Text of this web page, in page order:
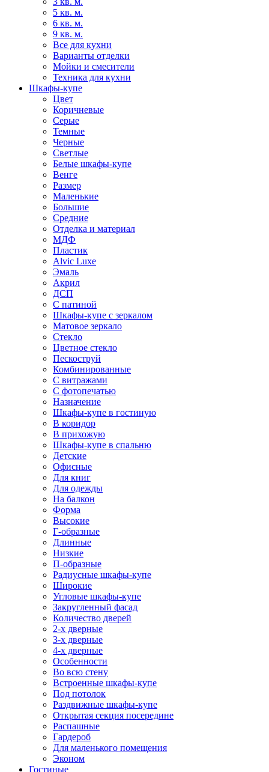
5 кв. м.
6 кв. м.
9 кв. м.
Все для кухни
Варианты отделки
Мойки и смесители
Техника для кухни
Шкафы-купе
Цвет
Коричневые
Серые
Темные
Черные
Светлые
Белые шкафы-купе
Венге
Размер
Маленькие
Большие
Средние
Отделка и материал
МДФ
Пластик
Alvic Luxe
Эмаль
Акрил
ДСП
С патиной
Шкафы-купе с зеркалом
Матовое зеркало
Стекло
Цветное стекло
Пескоструй
Комбинированные
С витражами
С фотопечатью
Назначение
Шкафы-купе в гостиную
В коридор
В прихожую
Шкафы-купе в спальню
Детские
Офисные
Для книг
Для одежды
На балкон
Форма
Высокие
Г-образные
Длинные
Низкие
П-образные
Радиусные шкафы-купе
Широкие
Угловые шкафы-купе
Закругленный фасад
Количество дверей
2-х дверные
3-х дверные
4-х дверные
Особенности
Во всю стену
Встроенные шкафы-купе
Под потолок
Раздвижные шкафы-купе
Открытая секция посередине
Распашные
Гардероб
Для маленького помещения
Эконом
Гостиные